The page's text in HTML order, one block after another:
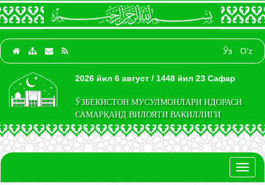
Ўз O‘z
2026 йил 6 август / 1448 йил 23 Сафар
ЎЗБЕКИСТОН МУСУЛМОНЛАРИ ИДОРАСИ
САМАРҚАНД ВИЛОЯТИ ВАКИЛЛИГИ